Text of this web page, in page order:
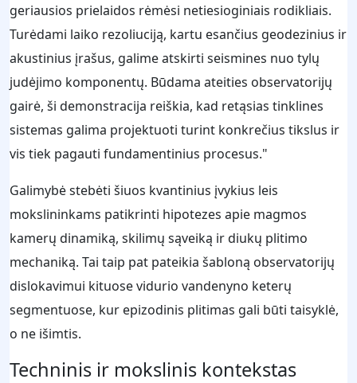
geriausios prielaidos rėmėsi netiesioginiais rodikliais.
Turėdami laiko rezoliuciją, kartu esančius geodezinius ir
akustinius įrašus, galime atskirti seismines nuo tylų
judėjimo komponentų. Būdama ateities observatorijų
gairė, ši demonstracija reiškia, kad retąsias tinklines
sistemas galima projektuoti turint konkrečius tikslus ir
vis tiek pagauti fundamentinius procesus."
Galimybė stebėti šiuos kvantinius įvykius leis
mokslininkams patikrinti hipotezes apie magmos
kamerų dinamiką, skilimų sąveiką ir diukų plitimo
mechaniką. Tai taip pat pateikia šabloną observatorijų
dislokavimui kituose vidurio vandenyno keterų
segmentuose, kur epizodinis plitimas gali būti taisyklė,
o ne išimtis.
Techninis ir mokslinis kontekstas